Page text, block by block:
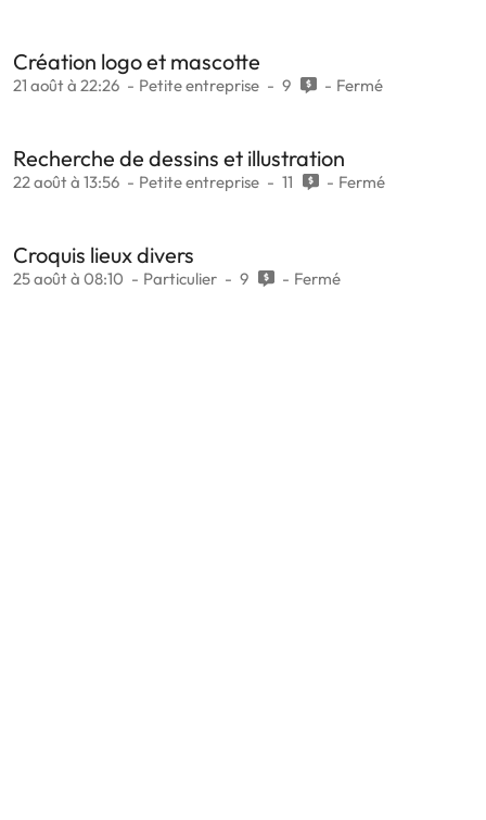
Création logo et mascotte
21 août à 22:26 Petite entreprise 9 Fermé
Recherche de dessins et illustration
22 août à 13:56 Petite entreprise 11 Fermé
Croquis lieux divers
25 août à 08:10 Particulier 9 Fermé